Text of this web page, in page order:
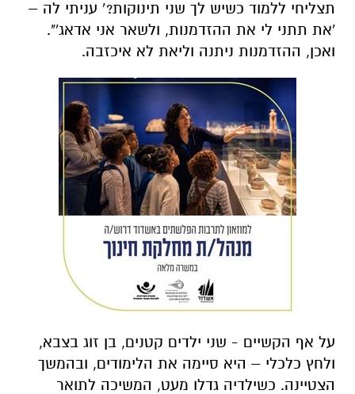
תצליחי ללמוד כשיש לך שני תינוקות?’ עניתי לה –
'את תתני לי את ההזדמנות, ולשאר אני אדאג'".
ואכן, ההזדמנות ניתנה וליאת לא איכזבה.
על אף הקשיים - שני ילדים קטנים, בן זוג בצבא,
ולחץ כלכלי – היא סיימה את הלימודים, ובהמשך
הצטיינה. כשילדיה גדלו מעט, המשיכה לתואר